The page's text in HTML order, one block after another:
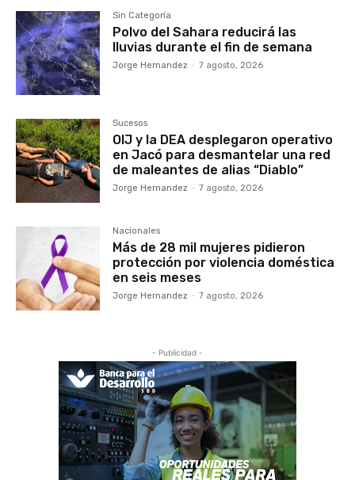
Sin Categoría
Polvo del Sahara reducirá las
lluvias durante el fin de semana
Jorge Hernandez - 7 agosto, 2026
Sucesos
OIJ y la DEA desplegaron operativo
en Jacó para desmantelar una red
de maleantes de alias “Diablo”
Jorge Hernandez - 7 agosto, 2026
Nacionales
Más de 28 mil mujeres pidieron
protección por violencia doméstica
en seis meses
Jorge Hernandez - 7 agosto, 2026
- Publicidad -